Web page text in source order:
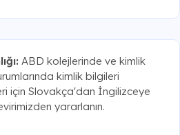
ABD kolejlerinde ve kimlik
kimlik bilgileri
için Slovakça'dan İngilizceye
yararlanın.